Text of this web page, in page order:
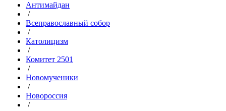
Антимайдан
/
Всеправославный собор
/
Католицизм
/
Комитет 2501
/
Новомученики
/
Новороссия
/